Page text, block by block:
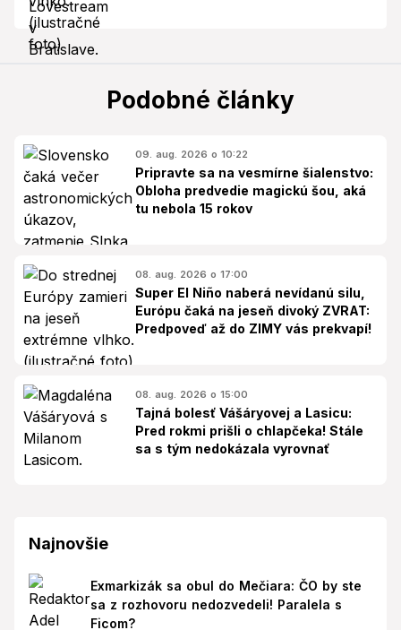
Podobné články
09. aug. 2026 o 10:22
Pripravte sa na vesmírne šialenstvo:
Obloha predvedie magickú šou, aká
tu nebola 15 rokov
08. aug. 2026 o 17:00
Super El Niño naberá nevídanú silu,
Európu čaká na jeseň divoký ZVRAT:
Predpoveď až do ZIMY vás prekvapí!
08. aug. 2026 o 15:00
Tajná bolesť Vášáryovej a Lasicu:
Pred rokmi prišli o chlapčeka! Stále
sa s tým nedokázala vyrovnať
Najnovšie
Exmarkizák sa obul do Mečiara: ČO by ste
sa z rozhovoru nedozvedeli! Paralela s
Ficom?